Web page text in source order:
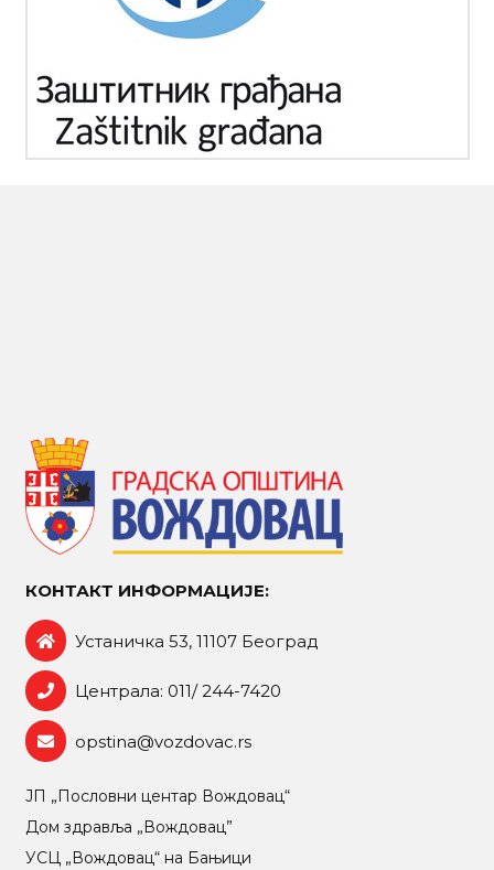
КОНТАКТ ИНФОРМАЦИЈЕ:
Устаничка 53, 11107 Београд
Централа: 011/ 244-7420
opstina@vozdovac.rs
ЈП „Пословни центар Вождовац“
Дом здравља „Вождовац”
УСЦ „Вождовац“ на Бањици